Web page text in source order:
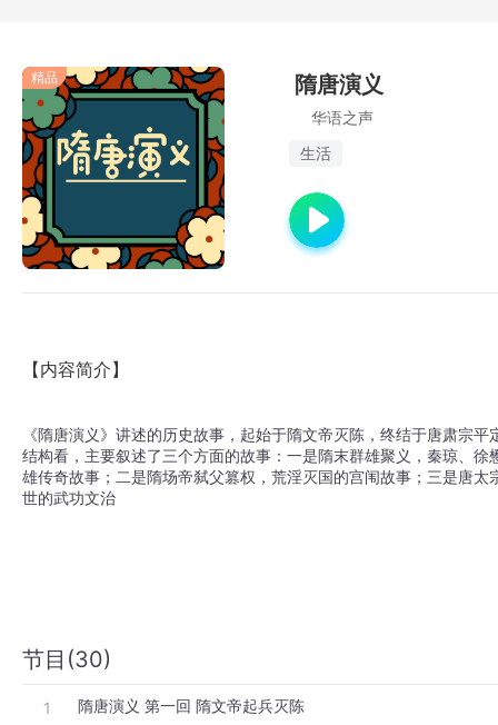
精品 隋唐演义
华语之声
生活
【内容简介】
《隋唐演义》讲述的历史故事，起始于隋文帝灭陈，终结于唐肃宗
结构看，主要叙述了三个方面的故事：一是隋末群雄聚义，秦琼、
雄传奇故事；二是隋场帝弑父篡权，荒淫灭国的宫闱故事；三是唐
世的武功文治
节目(30)
1 隋唐演义 第一回 隋文帝起兵灭陈